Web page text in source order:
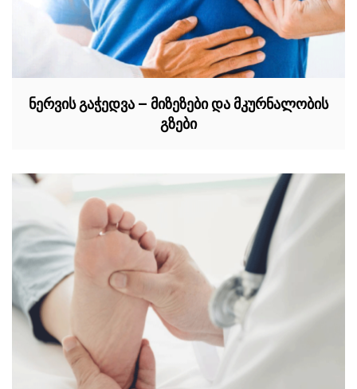
ნერვის გაჭედვა – მიზეზები და მკურნალობის
გზები